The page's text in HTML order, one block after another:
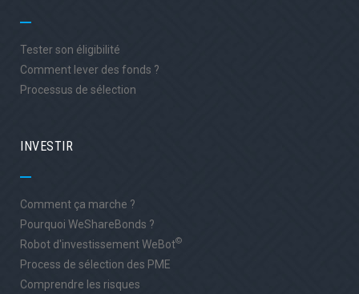
Tester son éligibilité
Comment lever des fonds ?
Processus de sélection
INVESTIR
Comment ça marche ?
Pourquoi WeShareBonds ?
Robot d'investissement WeBot©
Process de sélection des PME
Comprendre les risques